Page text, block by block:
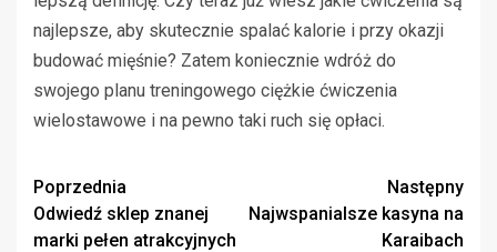
najlepsze, aby skutecznie spalać kalorie i przy okazji
budować mięśnie? Zatem koniecznie wdróż do
swojego planu treningowego ciężkie ćwiczenia
wielostawowe i na pewno taki ruch się opłaci.
Zobacz
wpisy
Poprzednia
Odwiedź sklep znanej
marki pełen atrakcyjnych
Następny
Najwspanialsze kasyna na
Karaibach